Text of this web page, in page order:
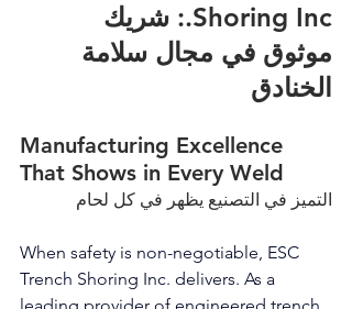
Shoring Inc.: شريك
موثوق في مجال سلامة
الخنادق
Manufacturing Excellence
That Shows in Every Weld
التميز في التصنيع يظهر في كل لحام
When safety is non-negotiable, ESC
Trench Shoring Inc. delivers. As a